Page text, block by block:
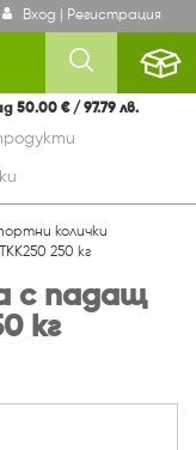
Вход | Регистрация
50.00 € / 97.79 лв.
колички
250 кг
с падащ
кг